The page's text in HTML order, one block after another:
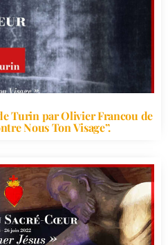
Turin par Olivier Francou de
Nous Ton Visage”.